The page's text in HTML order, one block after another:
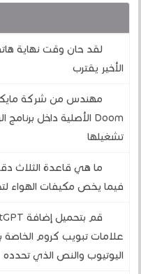
الأخير يقترب
مهندس من شركة
تشغيلها
ما هي قاعدة الثلاث
فيما يخص مكيفات الهواء
علامات تبويب كروم
اليوتيوب والنص الذي تحدده